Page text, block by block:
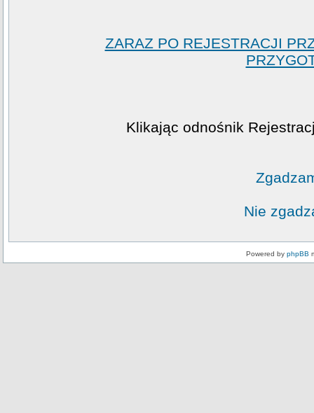
ZARAZ PO REJESTRACJI
Klikając odnośnik
Nie
Powered by phpBB